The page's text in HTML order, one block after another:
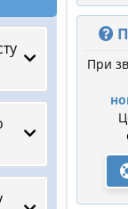
При